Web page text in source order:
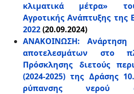
κλιματικά μέτρα»
Αγροτικής Ανάπτυξης της
2022(20.09.2024)
ΑΝΑΚΟΙΝΩΣΗ: Ανάρτηση
αποτελεσμάτων στο
Πρόσκλησης διετούς
(2024-2025) της Δράσης
ρύπανσης νερού